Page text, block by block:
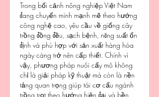
Trong bối cảnh nông nghiệp Việt Nam
đang chuyển mình mạnh mẽ theo hướng
công nghệ cao, yêu cầu về giống cây
trồng đồng đều, sạch bệnh, năng suất ổn
định và phù hợp với sản xuất hàng hóa
ngày càng trở nên cấp thiết. Chính vì
vậy, phương pháp nuôi cấy mô không
chỉ là giải pháp kỹ thuật mà còn là nền
tảng quan trọng giúp tái cơ cấu ngành
trồng trọt theo hướng hiện đại và bền